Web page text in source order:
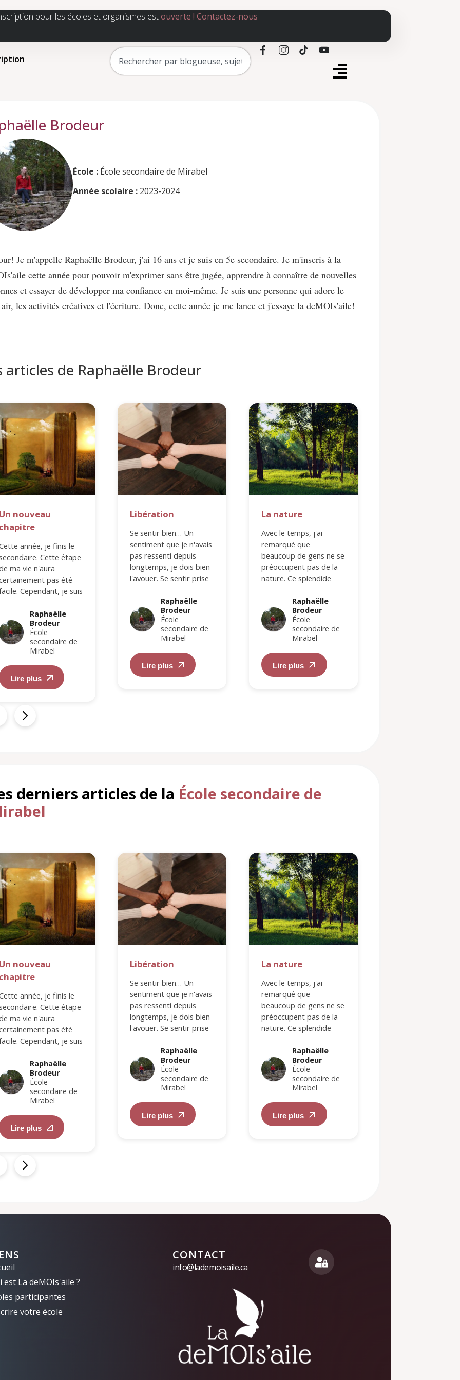
pour les écoles et organismes estouverte ! Contactez-nous
Brodeur
École :École secondaire de Mirabel
Année scolaire :2023-2024
Je m'appelle Raphaëlle Brodeur, j'ai 16 ans et je suis en 5e secondaire. Je m'inscris à la
cette année pour pouvoir m'exprimer sans être jugée, apprendre à connaître de nouvelles
et essayer de développer ma confiance en moi-même. Je suis une personne qui adore le
les activités créatives et l'écriture. Donc, cette année je me lance et j'essaye la deMOIs'aile!
articles de Raphaëlle Brodeur
nouveau
année, je finis le
Cette étape
ma vie n'aura
pas été
Cependant, je suis
travers toutes…
Raphaëlle
Brodeur
École
secondaire de
Mirabel
Lire plus
Libération
Se sentir bien… Un
sentiment que je n'avais
pas ressenti depuis
longtemps, je dois bien
l'avouer. Se sentir prise
lorsqu’on…Raphaëlle
Brodeur
École
secondaire de
Mirabel
Lire plus
La nature
Avec le temps, j'ai
remarqué que
beaucoup de gens ne se
préoccupent pas de la
nature. Ce splendide
entoure est pourtant
si…
Raphaëlle
Brodeur
École
secondaire de
Mirabel
Lire plus
derniers articles de la École secondaire de
nouveau
année, je finis le
Cette étape
ma vie n'aura
pas été
Cependant, je suis
travers toutes…
Raphaëlle
Brodeur
École
secondaire de
Mirabel
Lire plus
Libération
Se sentir bien… Un
sentiment que je n'avais
pas ressenti depuis
longtemps, je dois bien
l'avouer. Se sentir prise
lorsqu’on…Raphaëlle
Brodeur
École
secondaire de
Mirabel
Lire plus
La nature
Avec le temps, j'ai
remarqué que
beaucoup de gens ne se
préoccupent pas de la
nature. Ce splendide
entoure est pourtant
si…
Raphaëlle
Brodeur
École
secondaire de
Mirabel
Lire plus
est La deMOIs'aile ?
participantes
votre école
CONTACT
info@lademoisaile.ca